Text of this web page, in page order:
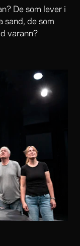
De som lever i
sand, de som
varann?